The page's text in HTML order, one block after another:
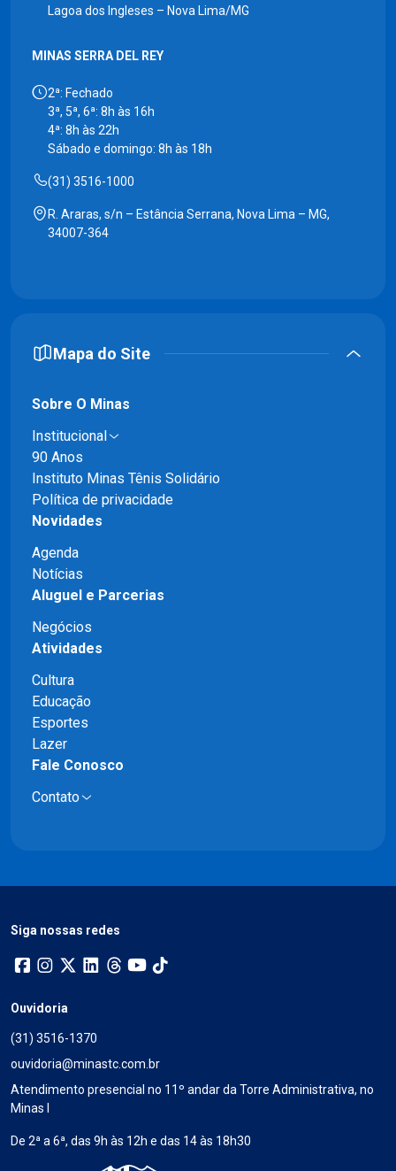
Lagoa dos Ingleses – Nova Lima/MG
MINAS SERRA DEL REY
2ª: Fechado
3ª, 5ª, 6ª: 8h às 16h
4ª: 8h às 22h
Sábado e domingo: 8h às 18h
(31) 3516-1000
R. Araras, s/n – Estância Serrana, Nova Lima – MG,
34007-364
Mapa do Site
Sobre O Minas
Institucional
90 Anos
Instituto Minas Tênis Solidário
Política de privacidade
Novidades
Agenda
Notícias
Aluguel e Parcerias
Negócios
Atividades
Cultura
Educação
Esportes
Lazer
Fale Conosco
Contato
Siga nossas redes
Ouvidoria
(31) 3516-1370
ouvidoria@minastc.com.br
Atendimento presencial no 11º andar da Torre Administrativa, no
Minas I
De 2ª a 6ª, das 9h às 12h e das 14 às 18h30